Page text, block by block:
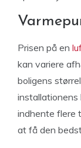
Prisen på en
kan variere
boligens
installationens
indhente flere
at få den